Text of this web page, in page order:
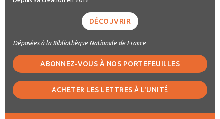
DÉCOUVRIR
Déposées à la Bibliothèque Nationale de France
ABONNEZ-VOUS À NOS PORTEFEUILLES
ACHETER LES LETTRES À L'UNITÉ